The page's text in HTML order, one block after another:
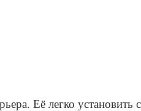
Её легко установить